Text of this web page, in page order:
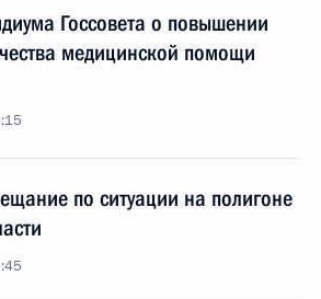
Госсовета о повышении
медицинской помощи
по ситуации на полигоне